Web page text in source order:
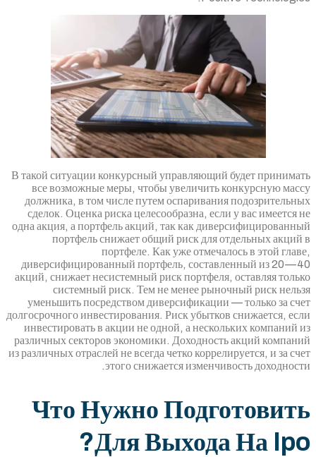
В такой ситуации конкурсный управляющий
все возможные меры, чтобы увеличить
должника, в том числе путем
сделок. Оценка риска целесообразна,
одна акция, а портфель акций, так как
портфель снижает общий риск для
портфеле. Как уже
диверсифицированный портфель,
акций, снижает несистемный риск портфеля,
системный риск. Тем не менее
уменьшить посредством диверсификации
долгосрочного инвестирования. Риск
инвестировать в акции не одной, а
различных секторов экономики.
из различных отраслей не всегда четко
этого снижается
Что Нужно
Для Выхода